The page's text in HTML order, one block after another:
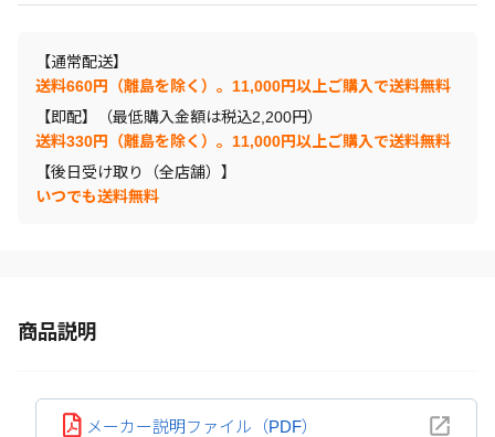
【通常配送】
送料660円（離島を除く）。11,000円以上ご購入で送料無料
【即配】（最低購入金額は税込2,200円）
送料330円（離島を除く）。11,000円以上ご購入で送料無料
【後日受け取り（全店舗）】
いつでも送料無料
商品説明
メーカー説明ファイル（PDF）